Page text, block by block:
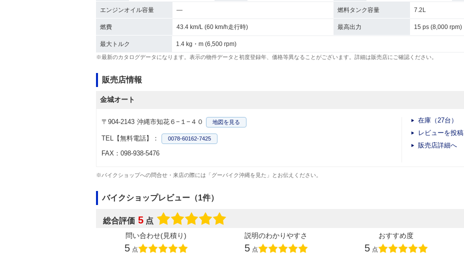
エンジンオイル容量 ― 燃料タンク容量 7.2L
燃費 43.4 km/L (60 km/h走行時) 最高出力 15 ps (8,000 rpm)
最大トルク 1.4 kg・m (6,500 rpm)
※最新のカタログデータになります。表示の物件データと初度登録年、価格等異なることがございます。詳細は販売店にご確認ください。
販売店情報
金城オート
〒904-2143 沖縄市知花６−１−４０ 地図を見る
TEL【無料電話】： 0078-60162-7425
FAX：098-938-5476
在庫（27台）
レビューを投稿
販売店詳細へ
※バイクショップへの問合せ・来店の際には「グーバイク沖縄を見た」とお伝えください。
バイクショップレビュー（1件）
総合評価 5 点
問い合わせ(見積り)
5 点
説明のわかりやすさ
5 点
おすすめ度
5 点